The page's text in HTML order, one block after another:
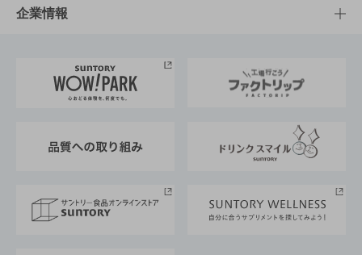
栄養成分一覧
工場見学
地域情報
サントリーホール
サントリーサンバーズ大阪
サステナビリティTOP
サントリーが考えるサステナビリティ経営
企業情報
企業概要
採用情報